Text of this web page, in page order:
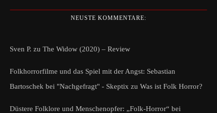
NEUSTE KOMMENTARE:
Sven P. zu The Widow (2020) – Review
Folkhorrorfilme und das Spiel mit der Angst: Sebastian
Bartoschek bei "Nachgefragt" - Skeptix zu Was ist Folk Horror?
Düstere Folklore und Menschenopfer: „Folk-Horror“ bei